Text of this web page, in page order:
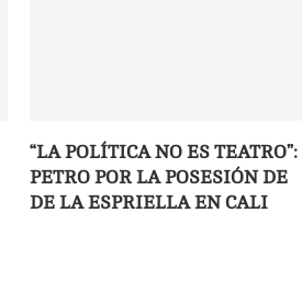
“LA POLÍTICA NO ES TEATRO”:
PETRO POR LA POSESIÓN DE
DE LA ESPRIELLA EN CALI